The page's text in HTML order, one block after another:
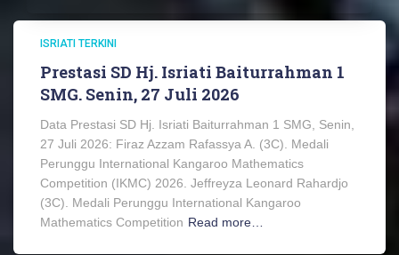
ISRIATI TERKINI
Prestasi SD Hj. Isriati Baiturrahman 1
SMG. Senin, 27 Juli 2026
Data Prestasi SD Hj. Isriati Baiturrahman 1 SMG, Senin,
27 Juli 2026: Firaz Azzam Rafassya A. (3C). Medali
Perunggu International Kangaroo Mathematics
Competition (IKMC) 2026. Jeffreyza Leonard Rahardjo
(3C). Medali Perunggu International Kangaroo
Mathematics Competition Read more…